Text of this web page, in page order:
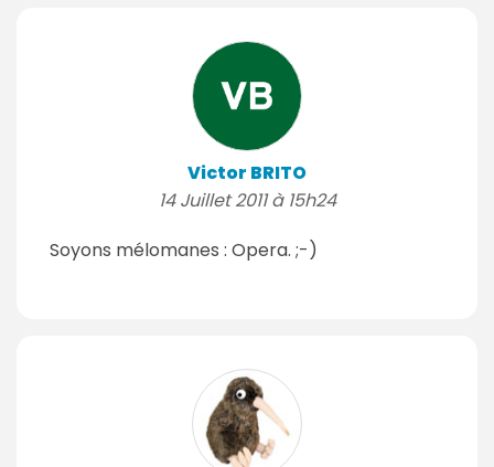
Victor BRITO
14 Juillet 2011 à 15h24
Soyons mélomanes : Opera. ;-)